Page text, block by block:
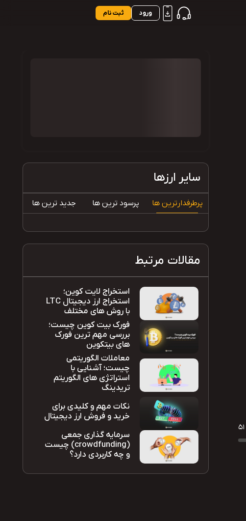
ورود ثبت نام
سایر ارزها
پرطرفدارترین ها پرسود ترین ها جدید ترین ها
مقالات مرتبط
استخراج لایت کوین؛
استخراج ارز دیجیتال LTC
با روش های مختلف
فورک بیت کوین چیست؛
بررسی مهم ترین فورک
های بیتکوین
معاملات الگوریتمی
چیست؛ آشنایی با
استراتژی های الگوریتم
تریدینگ
نکات مهم و کلیدی برای
خرید و فروش ارز دیجیتال
سرمایه گذاری جمعی
(crowdfunding) چیست
و چه کاربردی دارد؟